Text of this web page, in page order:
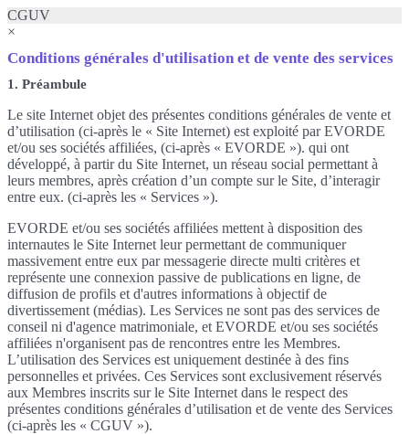
CGUV
×
Conditions générales d'utilisation et de vente des services
1. Préambule
Le site Internet objet des présentes conditions générales de vente et
d’utilisation (ci-après le « Site Internet) est exploité par EVORDE
et/ou ses sociétés affiliées, (ci-après « EVORDE »). qui ont
développé, à partir du Site Internet, un réseau social permettant à
leurs membres, après création d’un compte sur le Site, d’interagir
entre eux. (ci-après les « Services »).
EVORDE et/ou ses sociétés affiliées mettent à disposition des
internautes le Site Internet leur permettant de communiquer
massivement entre eux par messagerie directe multi critères et
représente une connexion passive de publications en ligne, de
diffusion de profils et d'autres informations à objectif de
divertissement (médias). Les Services ne sont pas des services de
conseil ni d'agence matrimoniale, et EVORDE et/ou ses sociétés
affiliées n'organisent pas de rencontres entre les Membres.
L’utilisation des Services est uniquement destinée à des fins
personnelles et privées. Ces Services sont exclusivement réservés
aux Membres inscrits sur le Site Internet dans le respect des
présentes conditions générales d’utilisation et de vente des Services
(ci-après les « CGUV »).